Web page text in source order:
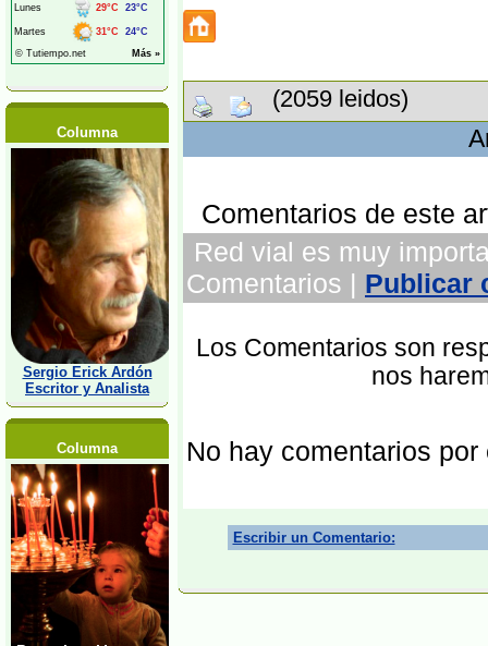
Columna
Sergio Erick Ardón
Escritor y Analista
Columna
(2059 leidos)
Comentarios de este
Red vial es muy
Comentarios | Publicar
Los Comentarios son
nos
No hay comentarios por
Escribir un Comentario: